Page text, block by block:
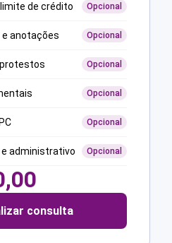
de crédito Opcional
e anotações Opcional
Opcional
Opcional
Opcional
administrativo Opcional
consulta